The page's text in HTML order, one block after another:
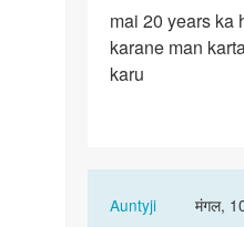
mai
20
years
mai 20 years ka
karane man
karu
Auntyji मंगल,
In